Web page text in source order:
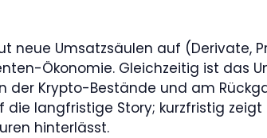
neue Umsatzsäulen auf (Derivate,
Ökonomie. Gleichzeitig ist das
Krypto-Bestände und am
langfristige Story; kurzfristig
hinterlässt.